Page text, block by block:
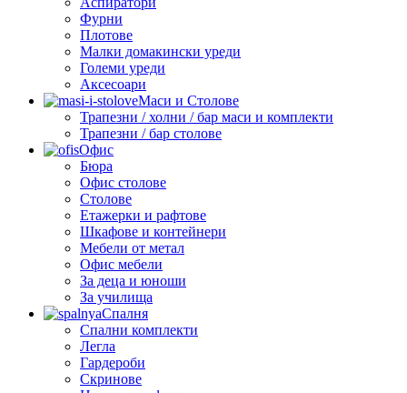
Фурни
Плотове
Малки домакински уреди
Големи уреди
Аксесоари
Маси и Столове
Трапезни / холни / бар маси и комплекти
Трапезни / бар столове
Офис
Бюра
Офис столове
Столове
Етажерки и рафтове
Шкафове и контейнери
Мебели от метал
Офис мебели
За деца и юноши
За училища
Спалня
Спални комплекти
Легла
Гардероби
Скринове